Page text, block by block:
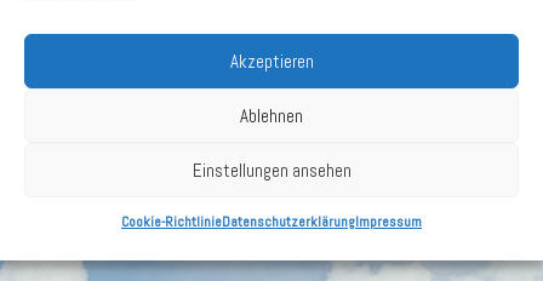
Akzeptieren
Ablehnen
Einstellungen ansehen
Cookie-RichtlinieDatenschutzerklärungImpressum
Cookie-Richtlinie (EU)